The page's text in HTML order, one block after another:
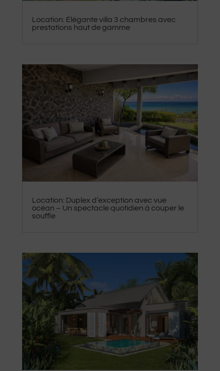
Location: Élégante villa 3 chambres avec
prestations haut de gamme
Location: Duplex d’exception avec vue
océan – Un spectacle quotidien à couper le
souffle